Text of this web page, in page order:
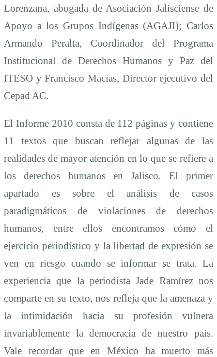
Lorenzana, abogada de Asociación Jalisciense de
Apoyo a los Grupos Indígenas (AGAJI); Carlos
Armando Peralta, Coordinador del Programa
Institucional de Derechos Humanos y Paz del
ITESO y Francisco Macías, Director ejecutivo del
Cepad AC.
El Informe 2010 consta de 112 páginas y contiene
11 textos que buscan reflejar algunas de las
realidades de mayor atención en lo que se refiere a
los derechos humanos en Jalisco. El primer
apartado es sobre el análisis de casos
paradigmáticos de violaciones de derechos
humanos, entre ellos encontramos cómo el
ejercicio periodístico y la libertad de expresión se
ven en riesgo cuando se informar se trata. La
experiencia que la periodista Jade Ramírez nos
comparte en su texto, nos refleja que la amenaza y
la intimidación hacia su profesión vulnera
invariablemente la democracia de nuestro país.
Vale recordar que en México ha muerto más